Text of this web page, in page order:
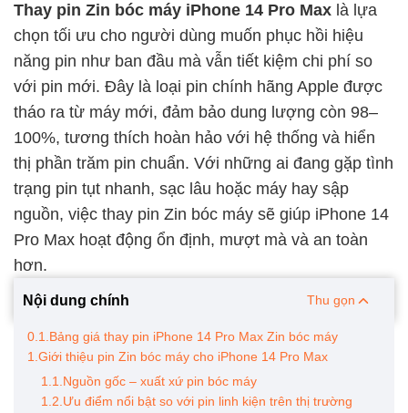
Thay pin Zin bóc máy iPhone 14 Pro Max là lựa
chọn tối ưu cho người dùng muốn phục hồi hiệu
năng pin như ban đầu mà vẫn tiết kiệm chi phí so
với pin mới. Đây là loại pin chính hãng Apple được
tháo ra từ máy mới, đảm bảo dung lượng còn 98–
100%, tương thích hoàn hảo với hệ thống và hiển
thị phần trăm pin chuẩn. Với những ai đang gặp tình
trạng pin tụt nhanh, sạc lâu hoặc máy hay sập
nguồn, việc thay pin Zin bóc máy sẽ giúp iPhone 14
Pro Max hoạt động ổn định, mượt mà và an toàn
hơn.
Nội dung chính Thu gọn
0.1.Bảng giá thay pin iPhone 14 Pro Max Zin bóc máy
1.Giới thiệu pin Zin bóc máy cho iPhone 14 Pro Max
1.1.Nguồn gốc – xuất xứ pin bóc máy
1.2.Ưu điểm nổi bật so với pin linh kiện trên thị trường